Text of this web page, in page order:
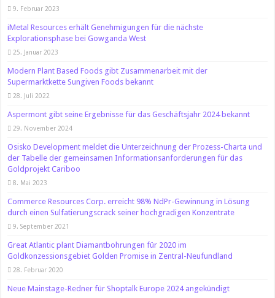
9. Februar 2023
iMetal Resources erhält Genehmigungen für die nächste
Explorationsphase bei Gowganda West
25. Januar 2023
Modern Plant Based Foods gibt Zusammenarbeit mit der
Supermarktkette Sungiven Foods bekannt
28. Juli 2022
Aspermont gibt seine Ergebnisse für das Geschäftsjahr 2024 bekannt
29. November 2024
Osisko Development meldet die Unterzeichnung der Prozess-Charta und
der Tabelle der gemeinsamen Informationsanforderungen für das
Goldprojekt Cariboo
8. Mai 2023
Commerce Resources Corp. erreicht 98% NdPr-Gewinnung in Lösung
durch einen Sulfatierungscrack seiner hochgradigen Konzentrate
9. September 2021
Great Atlantic plant Diamantbohrungen für 2020 im
Goldkonzessionsgebiet Golden Promise in Zentral-Neufundland
28. Februar 2020
Neue Mainstage-Redner für Shoptalk Europe 2024 angekündigt